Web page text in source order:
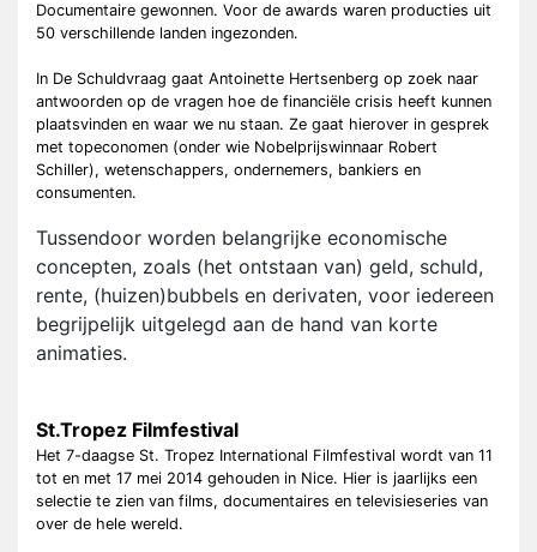
Documentaire gewonnen. Voor de awards waren producties uit
50 verschillende landen ingezonden.
In De Schuldvraag gaat Antoinette Hertsenberg op zoek naar
antwoorden op de vragen hoe de financiële crisis heeft kunnen
plaatsvinden en waar we nu staan. Ze gaat hierover in gesprek
met topeconomen (onder wie Nobelprijswinnaar Robert
Schiller), wetenschappers, ondernemers, bankiers en
consumenten.
Tussendoor worden belangrijke economische
concepten, zoals (het ontstaan van) geld, schuld,
rente, (huizen)bubbels en derivaten, voor iedereen
begrijpelijk uitgelegd aan de hand van korte
animaties.
St.Tropez Filmfestival
Het 7-daagse St. Tropez International Filmfestival wordt van 11
tot en met 17 mei 2014 gehouden in Nice. Hier is jaarlijks een
selectie te zien van films, documentaires en televisieseries van
over de hele wereld.